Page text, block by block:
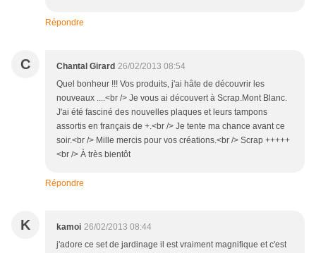
Répondre
C Chantal Girard 26/02/2013 08:54
Quel bonheur !!! Vos produits, j'ai hâte de découvrir les
nouveaux ....<br /> Je vous ai découvert à Scrap.Mont Blanc.
J'ai été fasciné des nouvelles plaques et leurs tampons
assortis en français de +.<br /> Je tente ma chance avant ce
soir.<br /> Mille mercis pour vos créations.<br /> Scrap +++++
<br /> À très bientôt
Répondre
K kamoi 26/02/2013 08:44
j'adore ce set de jardinage il est vraiment magnifique et c'est